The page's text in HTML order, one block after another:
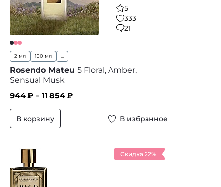
5
333
21
2 мл 100 мл ...
Rosendo Mateu 5 Floral, Amber,
Sensual Musk
944₽ – 11 854₽
В корзину В избранное
Скидка 22%